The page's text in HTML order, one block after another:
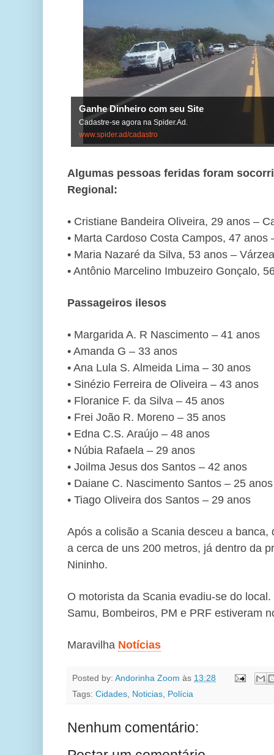
Ganhe Dinheiro com seu Site
Cadastre-se agora na Spider.Ad.
www.spider.ad/cadastro
Algumas pessoas feridas foram
Regional:
• Cristiane Bandeira Oliveira, 29 anos –
• Marta Cardoso Costa Campos, 47
• Maria Nazaré da Silva, 53 anos –
• Antônio Marcelino Imbuzeiro Gonçalo,
Passageiros ilesos
• Margarida A. R Nascimento – 41 anos
• Amanda G – 33 anos
• Ana Lula S. Almeida Lima – 30 anos
• Sinézio Ferreira de Oliveira – 43 anos
• Floranice F. da Silva – 45 anos
• Frei João R. Moreno – 35 anos
• Edna C.S. Araújo – 48 anos
• Núbia Rafaela – 29 anos
• Joilma Jesus dos Santos – 42 anos
• Daiane C. Nascimento Santos – 25 anos
• Tiago Oliveira dos Santos – 29 anos
Após a colisão a Scania desceu a banca,
a cerca de uns 200 metros, já dentro da
Nininho.
O motorista da Scania evadiu-se do local.
Samu, Bombeiros, PM e PRF estiveram
Maravilha Notícias
Posted by: Andorinha Zoom às 13:28
Tags: Cidades, Noticias, Polícia
Nenhum comentário: